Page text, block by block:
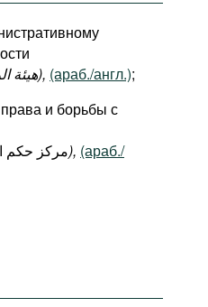
(هيئة الرقابة الإدارية والشفافية), (араб./англ.);
и борьбы с
مركز حكم), (араб./